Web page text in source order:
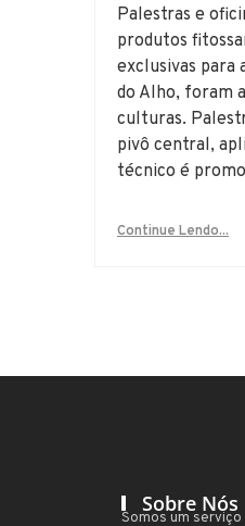
Palestras e
produtos
exclusivas para
do Alho, foram
culturas.
pivô central,
técnico é
Continue Lendo...
Sobre Nós
Somos um